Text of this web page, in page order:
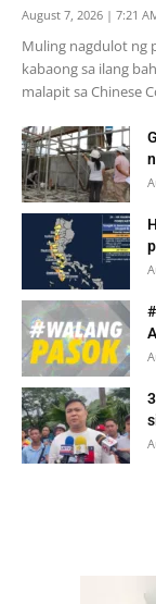
August 7, 2026 | 7:21
Muling nagdulot ng
kabaong sa ilang
malapit sa Chinese